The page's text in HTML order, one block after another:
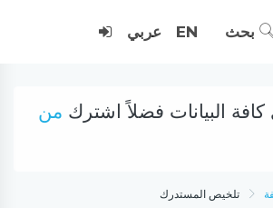
بحث EN عربي
البيانات فضلاً اشترك من
تلخيص المستدرك